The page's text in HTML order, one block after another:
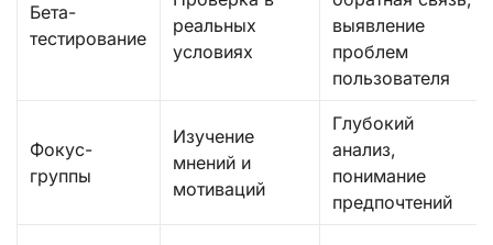
Бета-
тестирование
реальных
условиях
выявление
проблем
пользователя
Фокус-
группы
Изучение
мнений и
мотиваций
Глубокий
анализ,
понимание
предпочтений